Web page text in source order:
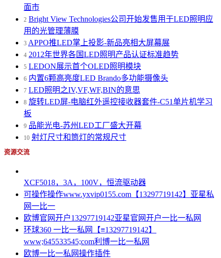
面市
2 Bright View Technologies公司开始发售用于LED照明应
用的光管理薄膜
3 APPO推LED掌上投影-新品亮相大屏幕展
4 2012年世界各国LED照明产品认证标准趋势
5 LEDON展示首个OLED照明模块
6 内置6颗高亮度LED Brando多功能摄像头
7 LED照明之IV,VF,WF,BIN的意思
8 旋转LED屏-电脑红外遥控接收器套件-C51单片机学习
板
9 品能光电-苏州LED工厂盛大开幕
10 射灯尺寸和筒灯的常规尺寸
资源交流
XCF5018，3A，100V，恒流驱动器
可操作操作www.yxvip0155.com【13297719142】亚星私
网一比一
欧博官网开户13297719142亚星官网开户一比一私网
环球360 一比一私网【≡13297719142】
www;645533545;com利博一比一私网
欧博一比一私网操作插件